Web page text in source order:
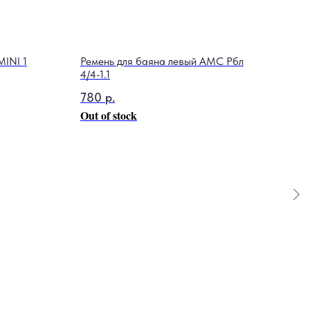
1
Ремень для баяна левый AMC Рбл
4/4-1.1
780 р.
Out of stock